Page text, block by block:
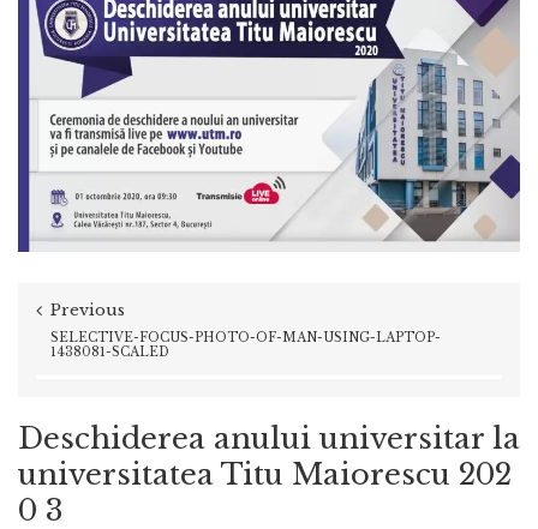
Previous
SELECTIVE-FOCUS-PHOTO-OF-MAN-USING-LAPTOP-
1438081-SCALED
Deschiderea anului universitar la
universitatea Titu Maiorescu 202
0 3